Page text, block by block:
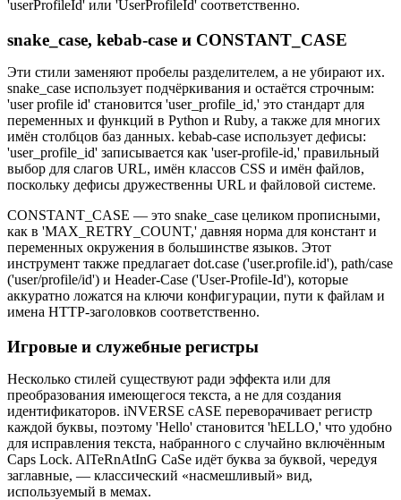
'userProfileId' или 'UserProfileId' соответственно.
snake_case, kebab-case и CONSTANT_CASE
Эти стили заменяют пробелы разделителем, а не убирают их.
snake_case использует подчёркивания и остаётся строчным:
'user profile id' становится 'user_profile_id,' это стандарт для
переменных и функций в Python и Ruby, а также для многих
имён столбцов баз данных. kebab-case использует дефисы:
'user_profile_id' записывается как 'user-profile-id,' правильный
выбор для слагов URL, имён классов CSS и имён файлов,
поскольку дефисы дружественны URL и файловой системе.
CONSTANT_CASE — это snake_case целиком прописными,
как в 'MAX_RETRY_COUNT,' давняя норма для констант и
переменных окружения в большинстве языков. Этот
инструмент также предлагает dot.case ('user.profile.id'), path/case
('user/profile/id') и Header-Case ('User-Profile-Id'), которые
аккуратно ложатся на ключи конфигурации, пути к файлам и
имена HTTP-заголовков соответственно.
Игровые и служебные регистры
Несколько стилей существуют ради эффекта или для
преобразования имеющегося текста, а не для создания
идентификаторов. iNVERSE cASE переворачивает регистр
каждой буквы, поэтому 'Hello' становится 'hELLO,' что удобно
для исправления текста, набранного с случайно включённым
Caps Lock. AlTeRnAtInG CaSe идёт буква за буквой, чередуя
заглавные, — классический «насмешливый» вид,
используемый в мемах.